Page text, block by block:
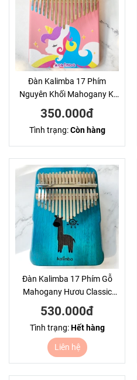
Đàn Kalimba 17 Phím
Nguyên Khối Mahogany Kì
Lân Hồng KaLinh
350.000đ
Tình trạng:Còn hàng
Đàn Kalimba 17 Phím Gỗ
Mahogany Hươu Classic
KaLinh
530.000đ
Tình trạng:Hết hàng
Liên hệ